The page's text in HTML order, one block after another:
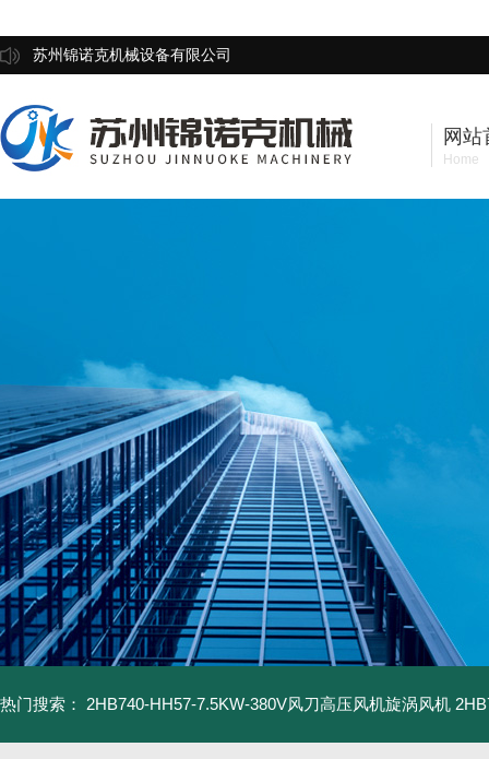
苏州锦诺克机械设备有限公司
网站
Home
热门搜索： 2HB740-HH57-7.5KW-380V风刀高压风机旋涡风机